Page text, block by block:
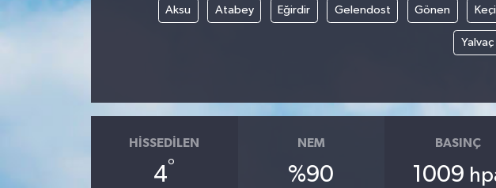
Aksu Atabey Eğirdir Gelendost Gönen
Yalvaç
HISSEDILEN
4°
NEM
%90
BASINÇ
1009